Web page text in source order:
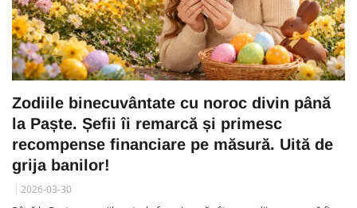
Zodiile binecuvântate cu noroc divin până
la Paște. Șefii îi remarcă și primesc
recompense financiare pe măsură. Uită de
grija banilor!
2026-03-30